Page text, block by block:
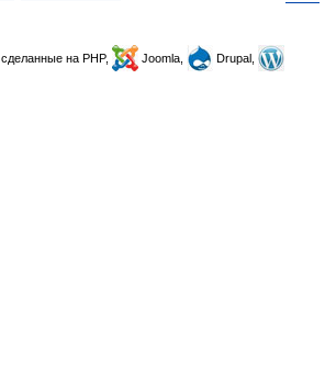
, сделанные на PHP, Joomla,
Drupal,